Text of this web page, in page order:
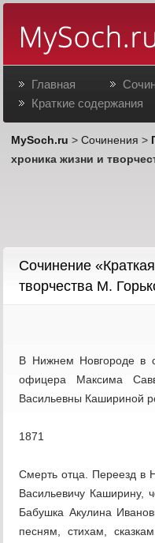
Главная
Краткие содержания
MySoch.ru >Сочинения >
хроника жизни и
Сочинение
творчества М.
В Нижнем Новгороде в
офицера Максима
Васильевны Кашириной
1871
Смерть отца. Переезд в
Васильевичу Каширину,
Бабушка Акулина
песням, стихам,